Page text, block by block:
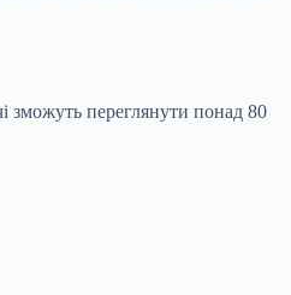
зможуть переглянути понад 80